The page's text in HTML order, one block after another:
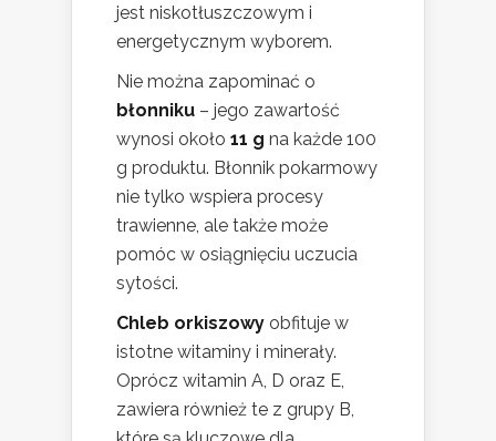
jest niskotłuszczowym i
energetycznym wyborem.
Nie można zapominać o
błonniku – jego zawartość
wynosi około 11 g na każde 100
g produktu. Błonnik pokarmowy
nie tylko wspiera procesy
trawienne, ale także może
pomóc w osiągnięciu uczucia
sytości.
Chleb orkiszowy obfituje w
istotne witaminy i minerały.
Oprócz witamin A, D oraz E,
zawiera również te z grupy B,